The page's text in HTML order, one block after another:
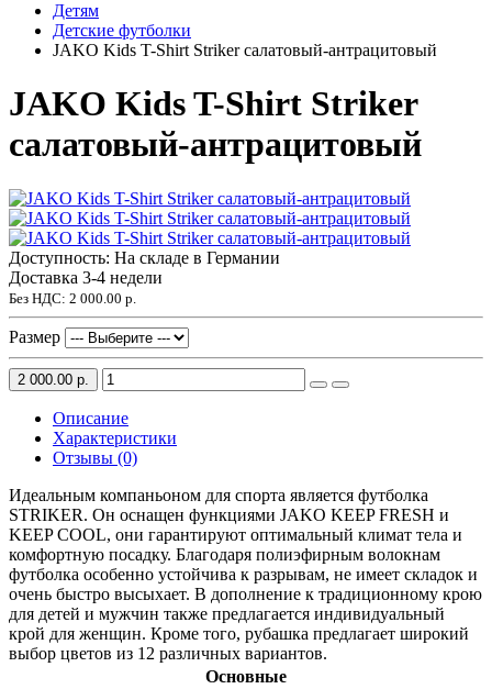
Детям
Детские футболки
JAKO Kids T-Shirt Striker салатовый-антрацитовый
JAKO Kids T-Shirt Striker
салатовый-антрацитовый
Доступность: На складе в Германии
Доставка 3-4 недели
Без НДС: 2 000.00 р.
Размер
2 000.00 р.
Описание
Характеристики
Отзывы (0)
Идеальным компаньоном для спорта является футболка
STRIKER. Он оснащен функциями JAKO KEEP FRESH и
KEEP COOL, они гарантируют оптимальный климат тела и
комфортную посадку. Благодаря полиэфирным волокнам
футболка особенно устойчива к разрывам, не имеет складок и
очень быстро высыхает. В дополнение к традиционному крою
для детей и мужчин также предлагается индивидуальный
крой для женщин. Кроме того, рубашка предлагает широкий
выбор цветов из 12 различных вариантов.
Основные